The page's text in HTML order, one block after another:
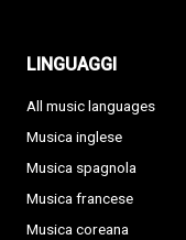
LINGUAGGI
All music languages
Musica inglese
Musica spagnola
Musica francese
Musica coreana